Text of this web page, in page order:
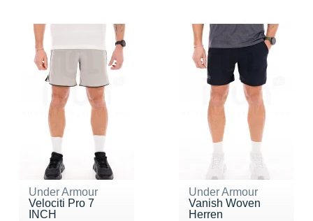
Under Armour
Velociti Pro 7
INCH
Under Armour
Vanish Woven
Herren